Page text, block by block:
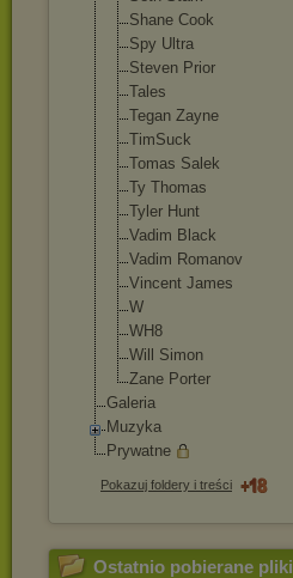
Shane Cook
Spy Ultra
Steven Prior
Tales
Tegan Zayne
TimSuck
Tomas Salek
Ty Thomas
Tyler Hunt
Vadim Black
Vadim Romanov
Vincent James
W
WH8
Will Simon
Zane Porter
Galeria
Muzyka
Prywatne
Pokazuj foldery i treści
Ostatnio pobierane pliki